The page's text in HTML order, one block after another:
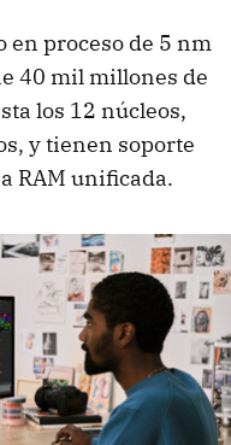
en proceso de 5 nm
40 mil millones de
los 12 núcleos,
y tienen soporte
RAM unificada.